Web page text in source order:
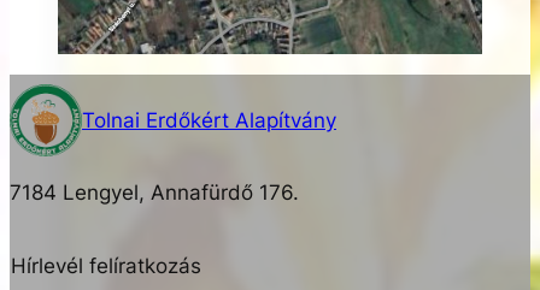
Tolnai Erdőkért Alapítvány
7184 Lengyel, Annafürdő 176.
Hírlevél felíratkozás